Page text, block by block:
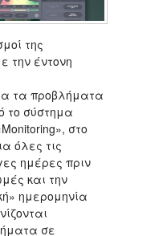
της
την έντονη
τα προβλήματα
το σύστημα
στο
όλες τις
ημέρες πριν
και την
ημερομηνία
σε